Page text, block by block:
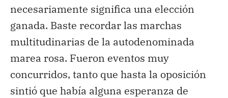
necesariamente significa una elección
ganada. Baste recordar las marchas
multitudinarias de la autodenominada
marea rosa. Fueron eventos muy
concurridos, tanto que hasta la oposición
sintió que había alguna esperanza de